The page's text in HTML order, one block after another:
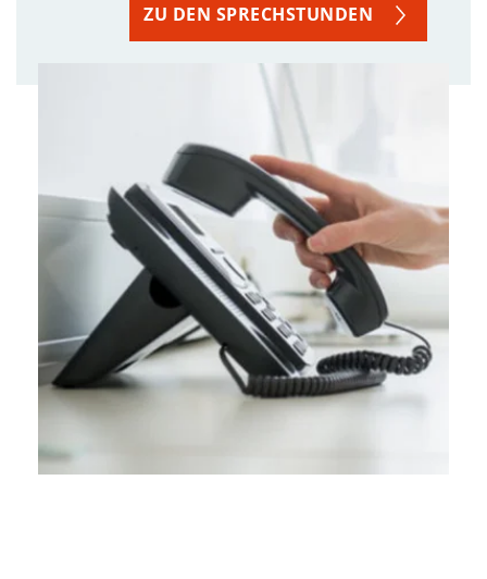
ZU DEN SPRECHSTUNDEN